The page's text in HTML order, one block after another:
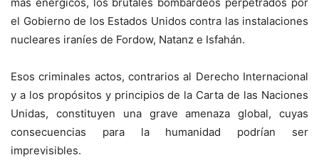
el Gobierno de los Estados Unidos contra las instalaciones
nucleares iraníes de Fordow, Natanz e Isfahán.
Esos criminales actos, contrarios al Derecho Internacional
y a los propósitos y principios de la Carta de las Naciones
Unidas, constituyen una grave amenaza global, cuyas
consecuencias para la humanidad podrían ser
imprevisibles.